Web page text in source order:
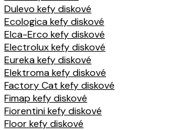
Dulevo kefy diskové
Ecologica kefy diskové
Elca-Erco kefy diskové
Electrolux kefy diskové
Eureka kefy diskové
Elektroma kefy diskové
Factory Cat kefy diskové
Fimap kefy diskové
Fiorentini kefy diskové
Floor kefy diskové